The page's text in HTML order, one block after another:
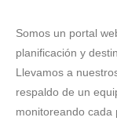
Somos un portal
planificación y
Llevamos a
respaldo de un
monitoreando cada